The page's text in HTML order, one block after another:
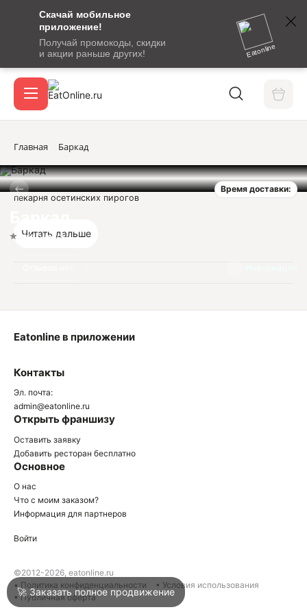
Скачай мобильное
приложение!
Получай промокоды, скидки
и акции раньше других!
Eatonline
сообщение
кодом
подтверждения
Вход / регистрация
Акции
Войти
Написать в техподдержку
Главная Баркад
Время доставки:
Нет оценок
пекарня осетинских пирогов
Читать дальше
Контакты
Эл. почта:
admin@eatonline.ru
Открыть франшизу
Оставить заявку
Добавить ресторан бесплатно
Основное
О нас
Что с моим заказом?
Информация для партнеров
Eatonline в приложении
Войти
©2012-2026, eatonline.ru
• Политика конфиденциальности
• Условия использования
• Публичная оферта
🚀 Заказать полное продвижение